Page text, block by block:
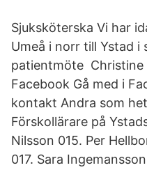
Sjuksköterska Vi har
Umeå i norr till Ystad i
patientmöte Christine
Facebook Gå med i
kontakt Andra som
Förskollärare på
Nilsson 015. Per
017. Sara